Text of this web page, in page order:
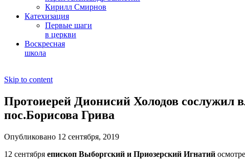
Кирилл Смирнов
Катехизация
Первые шаги
в церкви
Воскресная
школа
Skip to content
Протоиерей Дионисий Холодов сослужил
пос.Борисова Грива
Опубликовано 12 сентября, 2019
12 сентября епископ Выборгский и Приозерский Игнатий